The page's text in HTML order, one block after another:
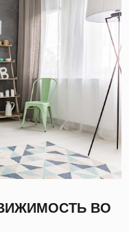
ВО